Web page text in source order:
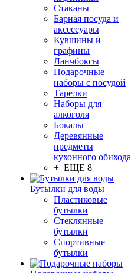
Стаканы
Барная посуда и
аксессуары
Кувшины и
графины
Ланчбоксы
Подарочные
наборы с посудой
Тарелки
Наборы для
алкоголя
Бокалы
Деревянные
предметы
кухонного обихода
+ ЕЩЕ 8
Бутылки для воды
Пластиковые
бутылки
Стеклянные
бутылки
Спортивные
бутылки